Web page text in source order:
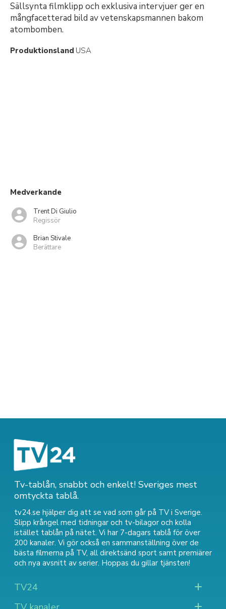
Sällsynta filmklipp och exklusiva intervjuer ger en
mångfacetterad bild av vetenskapsmannen bakom
atombomben.
Produktionsland USA
Medverkande
Trent Di Giulio
Regissör
Brian Stivale
Berättare
Tv-tablån, snabbt och enkelt! Sveriges mest
omtyckta tablå.
tv24.se hjälper dig att se vad som går på TV i Sverige.
Slipp krångel med tidningar och tv-bilagor och kolla
istället tablån på nätet. Vi har 7-dagars tablå för över
200 kanaler. Vi gör också en sammanställning över de
bästa filmerna på TV, all direktsänd sport samt premiärer
och nya avsnitt av serier. Hoppas du gillar tjänsten!
TV24